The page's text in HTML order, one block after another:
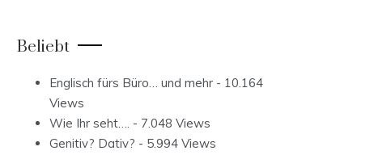
Beliebt
Englisch fürs Büro… und mehr - 10.164
Views
Wie Ihr seht…. - 7.048 Views
Genitiv? Dativ? - 5.994 Views